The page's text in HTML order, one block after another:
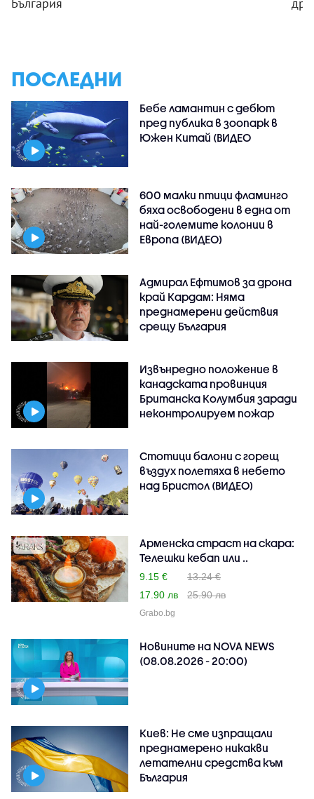
България
ПОСЛЕДНИ
Бебе ламантин с дебют
пред публика в зоопарк в
Южен Китай (ВИДЕО
600 малки птици фламинго
бяха освободени в една от
най-големите колонии в
Европа (ВИДЕО)
Адмирал Ефтимов за дрона
край Кардам: Няма
преднамерени действия
срещу България
Извънредно положение в
канадската провинция
Британска Колумбия заради
неконтролируем пожар
Стотици балони с горещ
въздух полетяха в небето
над Бристол (ВИДЕО)
Арменска страст на скара:
Телешки кебап или ..
9.15 €
13.24 €
17.90 лв
25.90 лв
Grabo.bg
Новините на NOVA NEWS
(08.08.2026 - 20:00)
Киев: Не сме изпращали
преднамерено никакви
летателни средства към
България